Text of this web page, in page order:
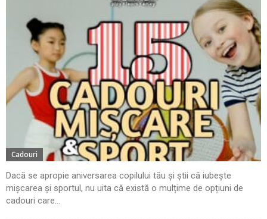
Cadouri
Dacă se apropie aniversarea copilului tău și știi că iubește
mișcarea și sportul, nu uita că există o mulțime de opțiuni de
cadouri care...